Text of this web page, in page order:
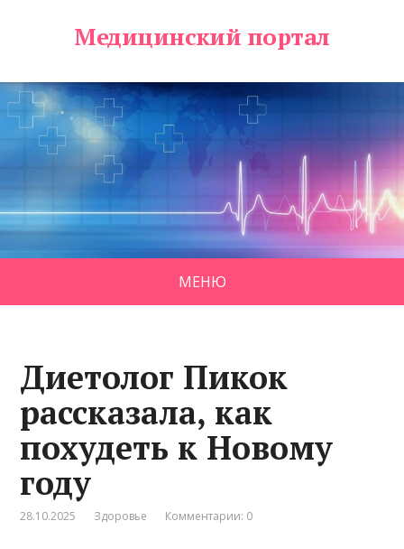
Медицинский портал
МЕНЮ
Диетолог Пикок
рассказала, как
похудеть к Новому
году
28.10.2025 Здоровье Комментарии: 0